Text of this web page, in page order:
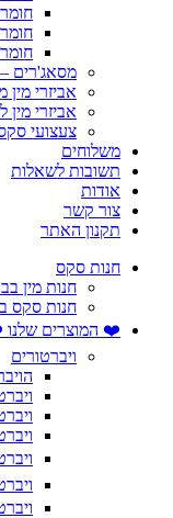
מסאג'רים –
אביזרי מין
אביזרי
צעצועי
משלוחים
תשובות לשאלות
אודות
צור קשר
תקנון האתר
חנות סקס
חנות מין
חנות סקס
❤️ המוצרים
ויברטורים